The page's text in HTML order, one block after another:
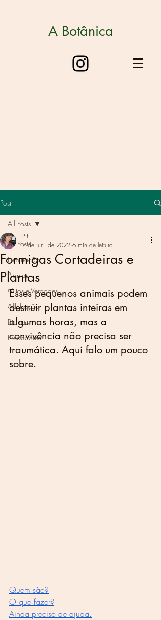
A Botânica
Post
All Posts
Iluminação
Plantas
Mitos e Verdades
Adubação
Biomas
Predadores
All Posts
Formigas Cortadeiras e
Plantas
Pit
7 de jun. de 2022 6 min de leitura
Esses pequenos animais podem
destruir plantas inteiras em
algumas horas, mas a
convivência não precisa ser
traumática. Aqui falo um pouco
sobre.
Quem são?
O que fazer?
Ainda preciso de ajuda.